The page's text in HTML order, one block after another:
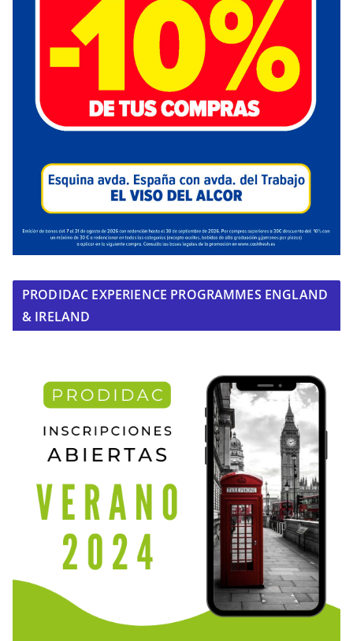
PRODIDAC EXPERIENCE PROGRAMMES ENGLAND
& IRELAND